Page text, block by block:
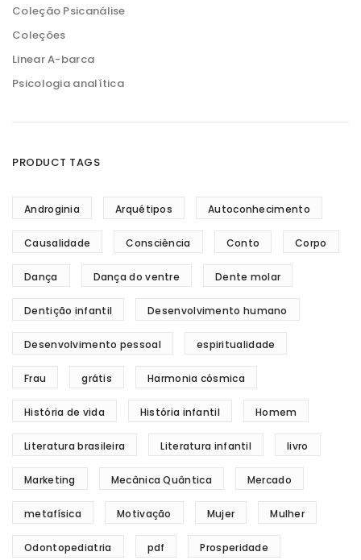
Coleção Psicanálise
Coleções
Linear A-barca
Psicologia analítica
PRODUCT TAGS
Androginia Arquétipos Autoconhecimento
Causalidade Consciência Conto Corpo
Dança Dança do ventre Dente molar
Dentição infantil Desenvolvimento humano
Desenvolvimento pessoal espiritualidade
Frau grátis Harmonia cósmica
História de vida História infantil Homem
Literatura brasileira Literatura infantil livro
Marketing Mecânica Quântica Mercado
metafísica Motivação Mujer Mulher
Odontopediatria pdf Prosperidade